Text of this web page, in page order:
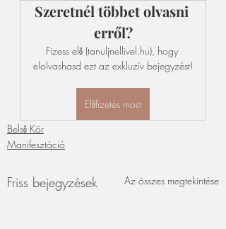
Szeretnél többet olvasni
erről?
Fizess elő (tanuljnellivel.hu), hogy
elolvashasd ezt az exkluzív bejegyzést!
Előfizetés most
Belső Kör
Manifesztáció
Friss bejegyzések Az összes megtekintése